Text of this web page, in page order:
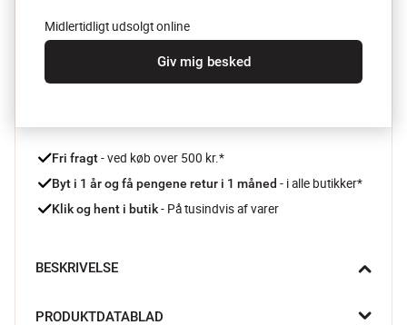
Midlertidligt udsolgt online
Giv mig besked
Fri fragt - ved køb over 500 kr.*
Byt i 1 år og få pengene retur i 1 måned - i alle butikker*
Klik og hent i butik - På tusindvis af varer
BESKRIVELSE
der kombinerer nordisk minimalisme med moderne farver. De
PRODUKTDATABLAD